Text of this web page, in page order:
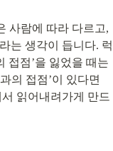
사람에 따라 다르고,
는 생각이 듭니다. 럭
접점’을 잃었을 때는
의 접점’이 있다면
읽어내려가게 만드